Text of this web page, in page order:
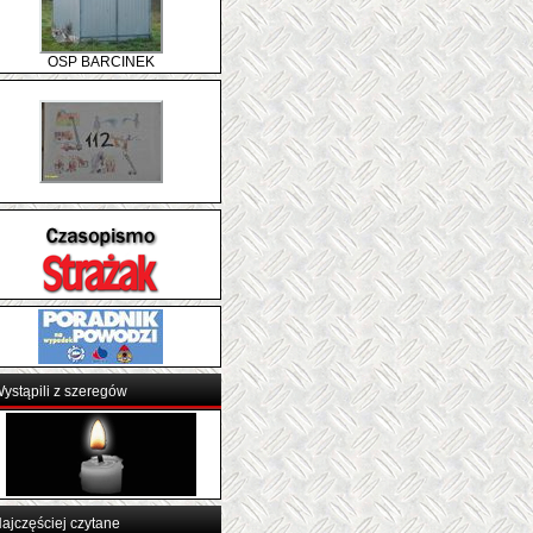
OSP BARCINEK
z szeregów
czytane